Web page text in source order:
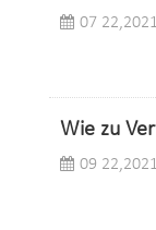
07 22,2021
Wie zu
09 22,2021